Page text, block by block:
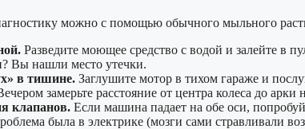
можно с помощью обычного мыльного
Разведите моющее средство с водой и залейте в
Вы нашли место утечки.
в тишине. Заглушите мотор в тихом гараже и
замерьте расстояние от центра колеса до
клапанов. Если машина падает на обе оси,
была в электрике (мозги сами стравливали